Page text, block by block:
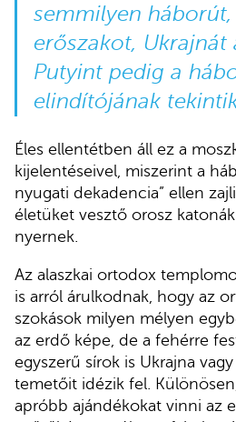
semmilyen
erőszakot, Ukrajnát
Putyint pedig a
elindítójának
Éles ellentétben áll ez a
kijelentéseivel, miszerint a
nyugati dekadencia” ellen
életüket vesztő orosz
nyernek.
Az alaszkai ortodox
is arról árulkodnak, hogy az
szokások milyen mélyen
az erdő képe, de a fehérre
egyszerű sírok is Ukrajna
temetőit idézik fel.
apróbb ajándékokat vinni az